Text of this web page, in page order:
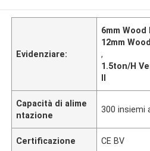
Evidenziare:
6mm
12mm
,
1.5ton/H
ll
Capacità di alime
ntazione
300 insiemi
Certificazione CE BV